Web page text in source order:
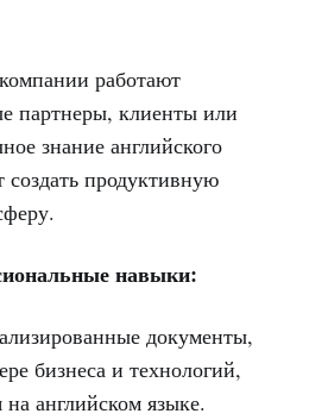
работают
партнеры, клиенты или
знание английского
продуктивную
навыки:
документы,
бизнеса и технологий,
английском языке.